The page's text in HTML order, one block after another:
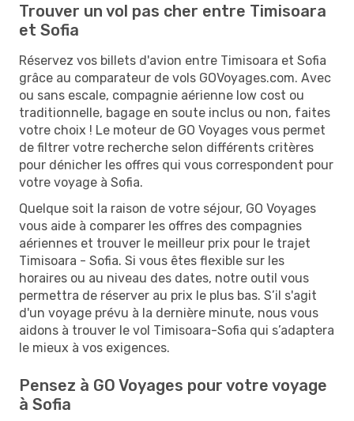
Trouver un vol pas cher entre Timisoara
et Sofia
Réservez vos billets d'avion entre Timisoara et Sofia
grâce au comparateur de vols GOVoyages.com. Avec
ou sans escale, compagnie aérienne low cost ou
traditionnelle, bagage en soute inclus ou non, faites
votre choix ! Le moteur de GO Voyages vous permet
de filtrer votre recherche selon différents critères
pour dénicher les offres qui vous correspondent pour
votre voyage à Sofia.
Quelque soit la raison de votre séjour, GO Voyages
vous aide à comparer les offres des compagnies
aériennes et trouver le meilleur prix pour le trajet
Timisoara - Sofia. Si vous êtes flexible sur les
horaires ou au niveau des dates, notre outil vous
permettra de réserver au prix le plus bas. S’il s'agit
d'un voyage prévu à la dernière minute, nous vous
aidons à trouver le vol Timisoara-Sofia qui s’adaptera
le mieux à vos exigences.
Pensez à GO Voyages pour votre voyage
à Sofia